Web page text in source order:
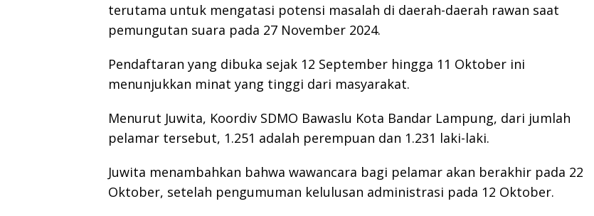
terutama untuk mengatasi potensi masalah di daerah-daerah rawan saat
pemungutan suara pada 27 November 2024.
Pendaftaran yang dibuka sejak 12 September hingga 11 Oktober ini
menunjukkan minat yang tinggi dari masyarakat.
Menurut Juwita, Koordiv SDMO Bawaslu Kota Bandar Lampung, dari jumlah
pelamar tersebut, 1.251 adalah perempuan dan 1.231 laki-laki.
Juwita menambahkan bahwa wawancara bagi pelamar akan berakhir pada 22
Oktober, setelah pengumuman kelulusan administrasi pada 12 Oktober.